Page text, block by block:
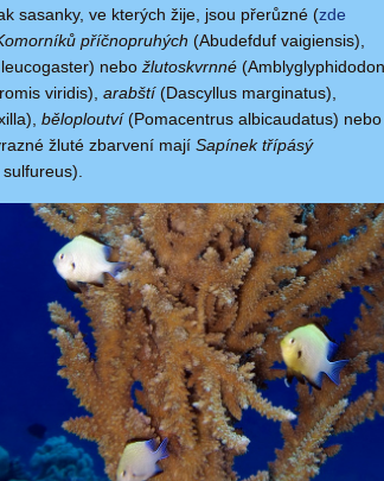
sasanky, ve kterých žije, jsou přerůzné (zde
příčnopruhých (Abudefduf vaigiensis),
nebo žlutoskvrnné (Amblyglyphidodon
viridis), arabští(Dascyllus marginatus),
běloploutví(Pomacentrus albicaudatus) nebo
žluté zbarvení mají Sapínek třípásý